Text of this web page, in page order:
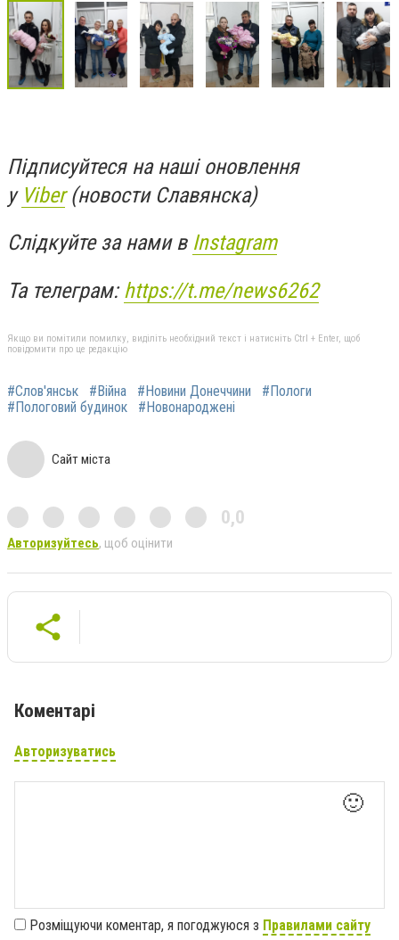
Підписуйтеся на наші оновлення
у Viber(новости Славянска)
Слідкуйте за нами в Instagram
Та телеграм:https://t.me/news6262
Якщо ви помітили помилку, виділіть необхідний текст і натисніть Ctrl + Enter, щоб
повідомити про це редакцію
#Слов'янськ #Війна #Новини Донеччини
#Пологи
#Пологовий будинок
#Новонароджені
Сайт міста
0,0
Авторизуйтесь, щоб оцінити
Коментарі
Авторизуватись
🙂
Розміщуючи коментар, я погоджуюся з Правилами сайту